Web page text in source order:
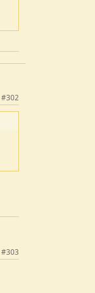
#302
#303